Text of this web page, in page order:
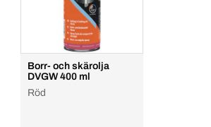
Borr- och skärolja
DVGW 400 ml
Röd